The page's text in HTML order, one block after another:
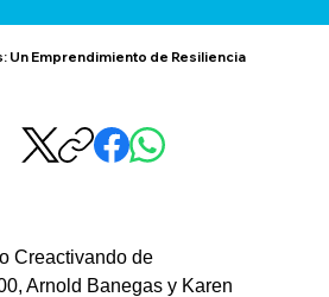
Un Emprendimiento de Resiliencia
Creactivando de
Arnold Banegas y Karen